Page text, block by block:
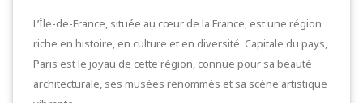
L’Île-de-France, située au cœur de la France, est une région
riche en histoire, en culture et en diversité. Capitale du pays,
Paris est le joyau de cette région, connue pour sa beauté
architecturale, ses musées renommés et sa scène artistique